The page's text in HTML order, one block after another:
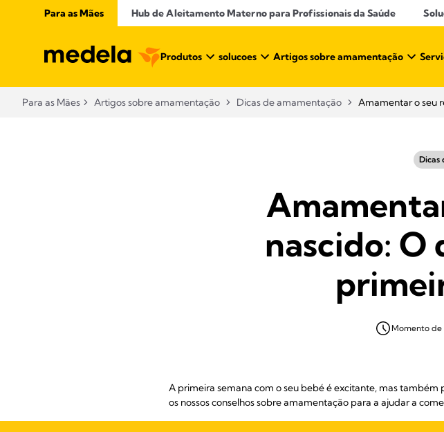
Para as Mães Hub de Aleitamento Materno para Profissionais da Saúde​
Produtos solucoes Artigos sobre amamentação​
Para as Mães Artigos sobre amamentação​ Dicas de amamentação Amamentar o seu
Dicas
nascido: O
Momento de
A primeira semana com o seu bebé é excitante, mas
os nossos conselhos sobre amamentação para a ajudar a